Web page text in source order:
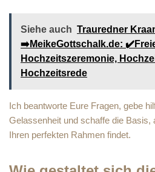
Siehe auch Trauredner
➡️MeikeGottschalk.de:
Hochzeitszeremonie,
Hochzeitsrede
Ich beantworte Eure Fragen, gebe
Gelassenheit und schaffe die Basis,
Ihren perfekten Rahmen findet.